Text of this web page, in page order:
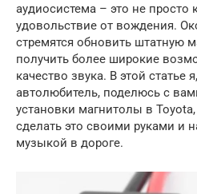
аудиосистема – это не просто
удовольствие от вождения.
стремятся обновить штатную
получить более широкие
качество звука. В этой статье
автолюбитель, поделюсь с
установки магнитолы в
сделать это своими руками и
музыкой в дороге.